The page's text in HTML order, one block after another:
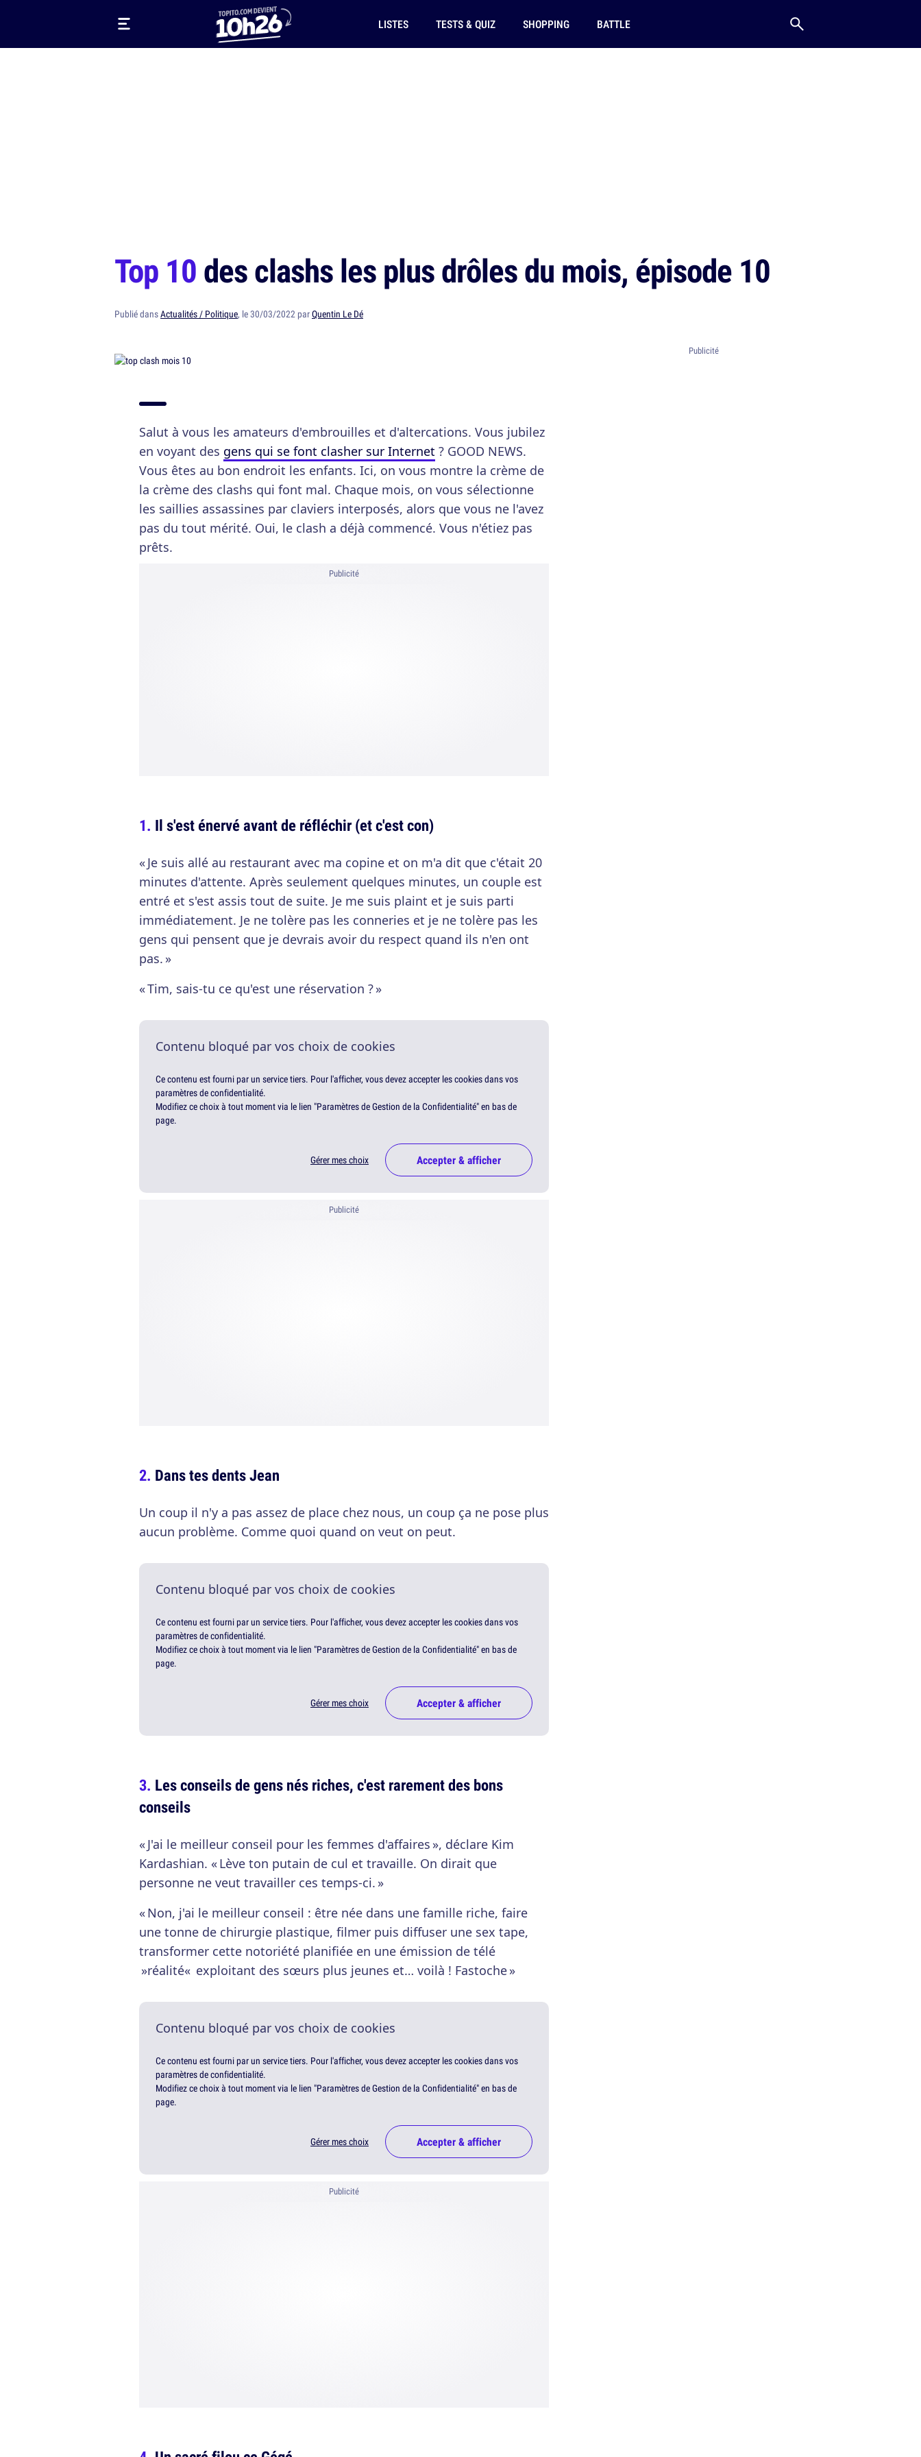
LISTES TESTS & QUIZ SHOPPING BATTLE
Top 10des clashs les plus drôles du mois, épisode 10
Publié dansActualités / Politique, le 30/03/2022 parQuentin Le Dé
Salut à vous les amateurs d'embrouilles et d'altercations. Vous jubilez
en voyant des gens qui se font clasher sur Internet ? GOOD NEWS.
Vous êtes au bon endroit les enfants. Ici, on vous montre la crème de
la crème des clashs qui font mal. Chaque mois, on vous sélectionne
les saillies assassines par claviers interposés, alors que vous ne l'avez
pas du tout mérité. Oui, le clash a déjà commencé. Vous n'étiez pas
prêts.
Publicité
Il s'est énervé avant de réfléchir (et c'est con)
« Je suis allé au restaurant avec ma copine et on m'a dit que c'était 20
minutes d'attente. Après seulement quelques minutes, un couple est
entré et s'est assis tout de suite. Je me suis plaint et je suis parti
immédiatement. Je ne tolère pas les conneries et je ne tolère pas les
gens qui pensent que je devrais avoir du respect quand ils n'en ont
pas. »
« Tim, sais-tu ce qu'est une réservation ? »
Contenu bloqué par vos choix de cookies
Ce contenu est fourni par un service tiers. Pour l'afficher, vous devez accepter les cookies dans vos
paramètres de confidentialité.
Modifiez ce choix à tout moment via le lien "Paramètres de Gestion de la Confidentialité" en bas de
page.
Gérer mes choix Accepter & afficher
Publicité
Dans tes dents Jean
Un coup il n'y a pas assez de place chez nous, un coup ça ne pose plus
aucun problème. Comme quoi quand on veut on peut.
Contenu bloqué par vos choix de cookies
Ce contenu est fourni par un service tiers. Pour l'afficher, vous devez accepter les cookies dans vos
paramètres de confidentialité.
Modifiez ce choix à tout moment via le lien "Paramètres de Gestion de la Confidentialité" en bas de
page.
Gérer mes choix Accepter & afficher
Les conseils de gens nés riches, c'est rarement des bons
conseils
« J'ai le meilleur conseil pour les femmes d'affaires », déclare Kim
Kardashian. « Lève ton putain de cul et travaille. On dirait que
personne ne veut travailler ces temps-ci. »
« Non, j'ai le meilleur conseil : être née dans une famille riche, faire
une tonne de chirurgie plastique, filmer puis diffuser une sex tape,
transformer cette notoriété planifiée en une émission de télé
»réalité« exploitant des sœurs plus jeunes et… voilà ! Fastoche »
Contenu bloqué par vos choix de cookies
Ce contenu est fourni par un service tiers. Pour l'afficher, vous devez accepter les cookies dans vos
paramètres de confidentialité.
Modifiez ce choix à tout moment via le lien "Paramètres de Gestion de la Confidentialité" en bas de
page.
Gérer mes choix Accepter & afficher
Publicité